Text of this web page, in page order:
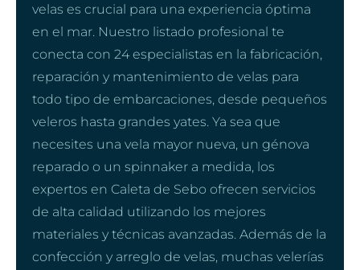
velas es crucial para una experiencia óptima
en el mar. Nuestro listado profesional te
conecta con 24 especialistas en la fabricación,
reparación y mantenimiento de velas para
todo tipo de embarcaciones, desde pequeños
veleros hasta grandes yates. Ya sea que
necesites una vela mayor nueva, un génova
reparado o un spinnaker a medida, los
expertos en Caleta de Sebo ofrecen servicios
de alta calidad utilizando los mejores
materiales y técnicas avanzadas. Además de la
confección y arreglo de velas, muchas velerías